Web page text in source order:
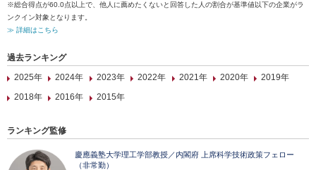
※総合得点が60.0点以上で、他人に薦めたくないと回答した人の割合が基準値以下の企業がラ
ンクイン対象となります。
≫ 詳細はこちら
過去ランキング
2025年
2024年 2023年 2022年 2021年 2020年
2019年
2018年
2016年 2015年
ランキング監修
慶應義塾大学理工学部教授／内閣府 上席科学技術政策フェロー
（非常勤）